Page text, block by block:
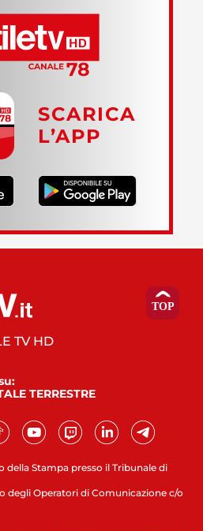
SCARICA
L’APP
della Stampa presso il Tribunale di
degli Operatori di Comunicazione c/o
TV HD
TERRESTRE